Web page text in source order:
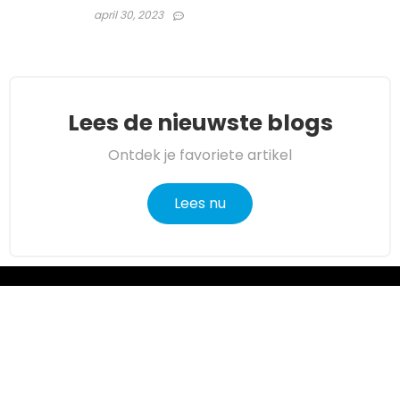
april 30, 2023
Lees de nieuwste blogs
Ontdek je favoriete artikel
Lees nu